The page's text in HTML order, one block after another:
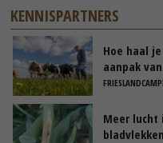
KENNISPARTNERS
Hoe haal
aanpak
Meer